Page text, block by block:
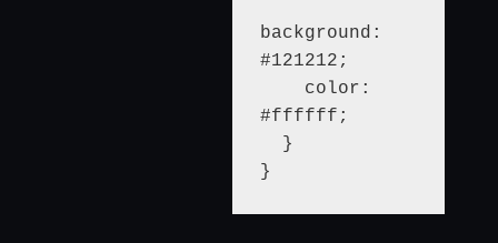
background:
#121212;
#ffffff;
}